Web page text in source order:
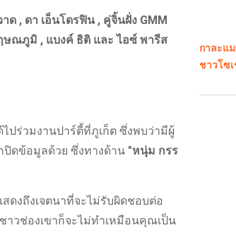
าด , ดา เอ็นโดรฟิน , คู่จิ้นฝั่ง GMM
ษณภูมิ , แบงค์ ธิติ และ ไอซ์ พารีส
ไปร่วมงานปาร์ตี้ที่ภูเก็ต ซึ่งพบว่ามีผู้
ปิดข้อมูลด้วย ซึ่งทางด้าน "หนุ่ม กรร
ดงถึงเจตนาที่จะไม่รับผิดชอบต่อ
วช่องเขาก็จะไม่ทำเหมือนคุณเป็น
กาละแ
ชาวโซ